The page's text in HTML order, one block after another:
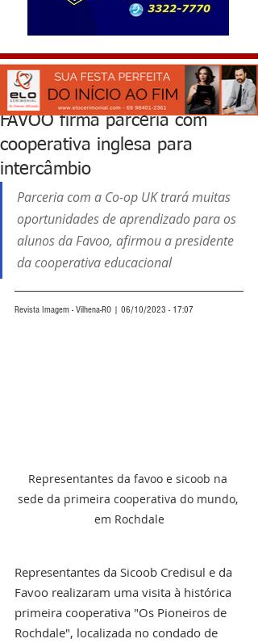
FAVOO firma parceria com
cooperativa inglesa para
intercâmbio
Parceria com a Co-op UK trará muitas
oportunidades de aprendizado para os
alunos da Favoo, afirmou a presidente
da cooperativa educacional
Revista Imagem - Vilhena-RO | 06/10/2023 - 17:07
Representantes da favoo e sicoob na
sede da primeira cooperativa do mundo,
em Rochdale
Representantes da Sicoob Credisul e da
Favoo realizaram uma visita à histórica
primeira cooperativa "Os Pioneiros de
Rochdale", localizada no condado de